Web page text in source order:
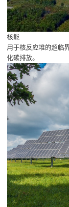
核能
用于核反应堆的超临
化碳排放。